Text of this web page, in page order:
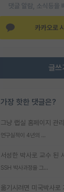
댓글 알람, 소식등을
카카오로
글쓰
가장 핫한 댓글은?
연구실적이 4년의 공백이 있는거 어떻게 생각하냐
SSH 박사과정을 그만두고 지방대 박사로 옮기면 교수의 꿈은 끝일까요?